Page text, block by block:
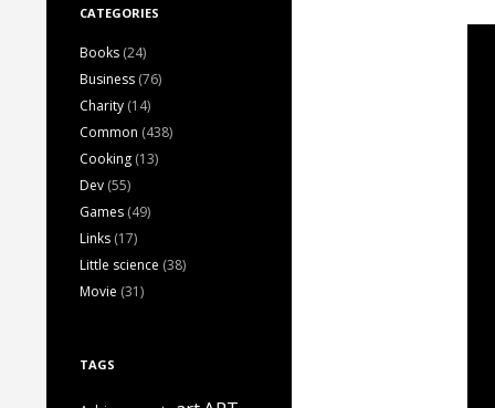
CATEGORIES
Books (24)
Business (76)
Charity (14)
Common (438)
Cooking (13)
Dev (55)
Games (49)
Links (17)
Little science (38)
Movie (31)
TAGS